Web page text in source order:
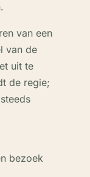
van een
van de
uit te
de regie;
bezoek